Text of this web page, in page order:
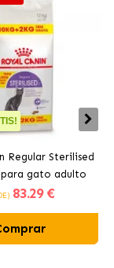
Regular Sterilised
gato adulto
83.29 €